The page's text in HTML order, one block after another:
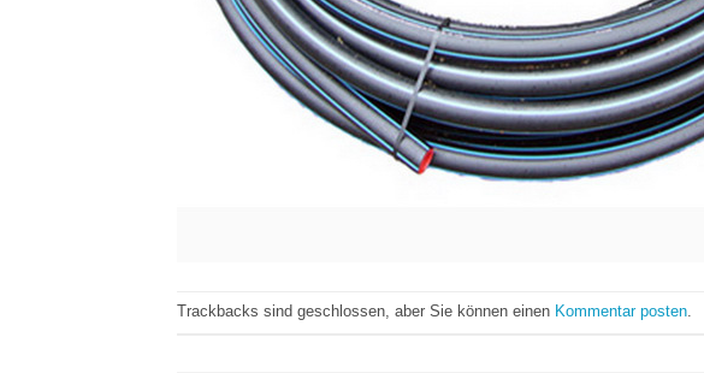
Trackbacks sind geschlossen, aber Sie können einen Kommentar posten